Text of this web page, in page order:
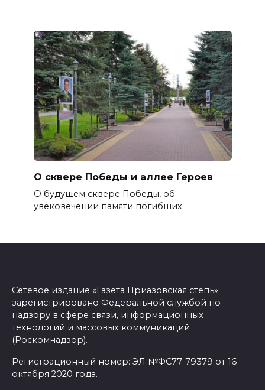
О сквере Победы и аллее Героев
О будущем сквере Победы, об
увековечении памяти погибших
Сетевое издание «Газета Приазовская степь»
зарегистрировано Федеральной службой по
надзору в сфере связи, информационных
технологий и массовых коммуникаций
(Роскомнадзор).
Регистрационный номер: ЭЛ №ФС77-79379 от 16
октября 2020 года.